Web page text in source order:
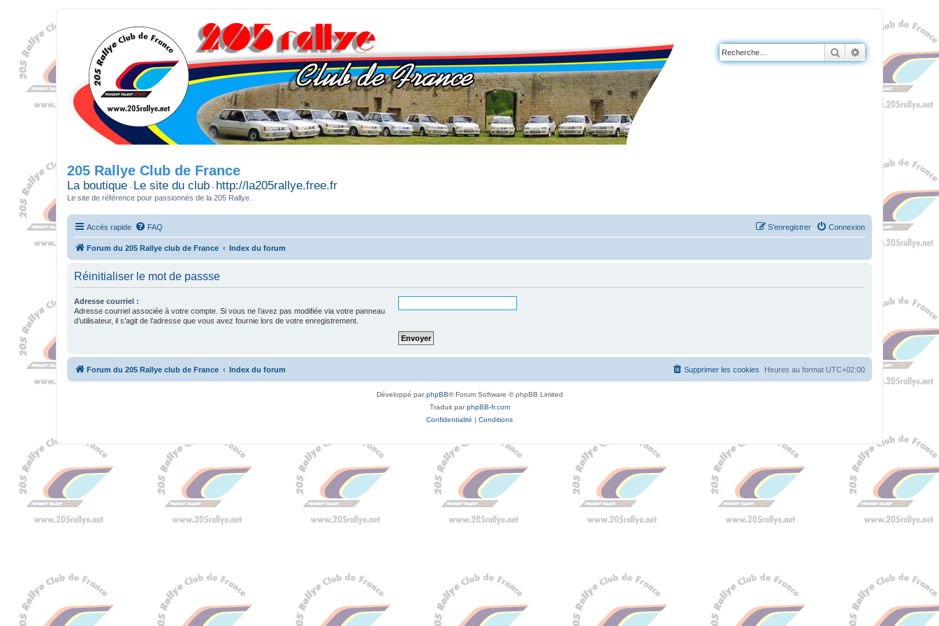
Rechercher
Recherche
205 Rallye Club de France
La boutique - Le site du club - http://la205rallye.free.fr
Le site de référence pour passionnés de la 205 Rallye.
Accès rapide FAQ Connexion
S’enregistrer
Forum du 205 Rallye club de France Index du forum
Réinitialiser le mot de passse
Adresse courriel :
Adresse courriel associée à votre compte. Si vous ne l’avez pas modifiée via votre panneau
d’utilisateur, il s’agit de l’adresse que vous avez fournie lors de votre enregistrement.
Forum du 205 Rallye club de France Index du forum Heures au format UTC+02:00
Supprimer les cookies
Développé parphpBB® Forum Software © phpBB Limited
Traduit parphpBB-fr.com
Confidentialité | Conditions